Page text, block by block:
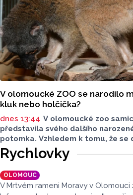
V olomoucké ZOO se narodilo
kluk nebo holčička?
dnes 13:44 V olomoucké zoo
představila svého dalšího
potomka. Vzhledem k tomu, že se
je téměř jisté, že se jedná o
hnědé, případně hnědošedé, zato
zbarvením hlavy.
Rychlovky
OLOMOUC
V Mrtvém rameni Moravy v